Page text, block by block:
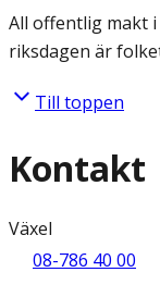
All offentlig makt
riksdagen är
Till toppen
Kontakt
Växel
08-786 40 00